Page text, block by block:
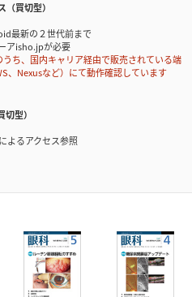
買切型）
最新の２世代前まで
アisho.jpが必要
ち、国内キャリア経由で販売されている端
、Nexusなど）にて動作確認しています
型）
よるアクセス参照